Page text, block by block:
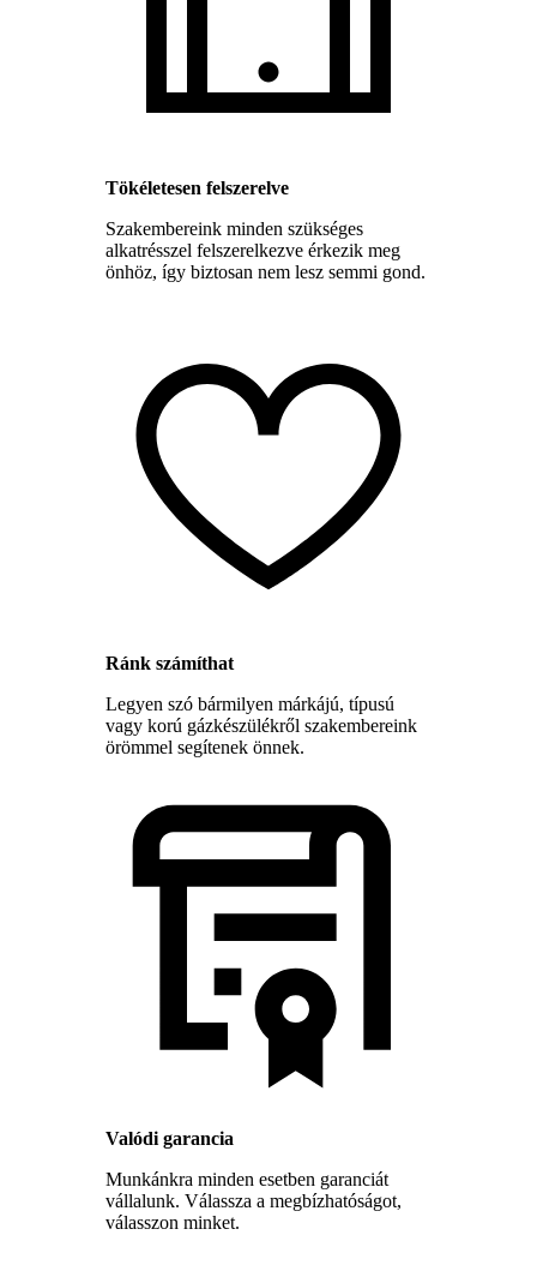
Tökéletesen felszerelve
Szakembereink minden szükséges
alkatrésszel felszerelkezve érkezik meg
önhöz, így biztosan nem lesz semmi gond.
Ránk számíthat
Legyen szó bármilyen márkájú, típusú
vagy korú gázkészülékről szakembereink
örömmel segítenek önnek.
Valódi garancia
Munkánkra minden esetben garanciát
vállalunk. Válassza a megbízhatóságot,
válasszon minket.